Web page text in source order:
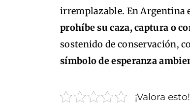
irremplazable. En Argentina
prohíbe su caza, captura o
sostenido de conservación,
símbolo de esperanza
¡Valora esto!